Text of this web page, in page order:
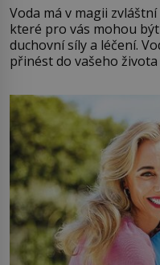
Voda má v magii
které pro vás mohou
duchovní síly a léčení.
přinést do vašeho
můžete obohatit své
větší harmonii a klid. Je